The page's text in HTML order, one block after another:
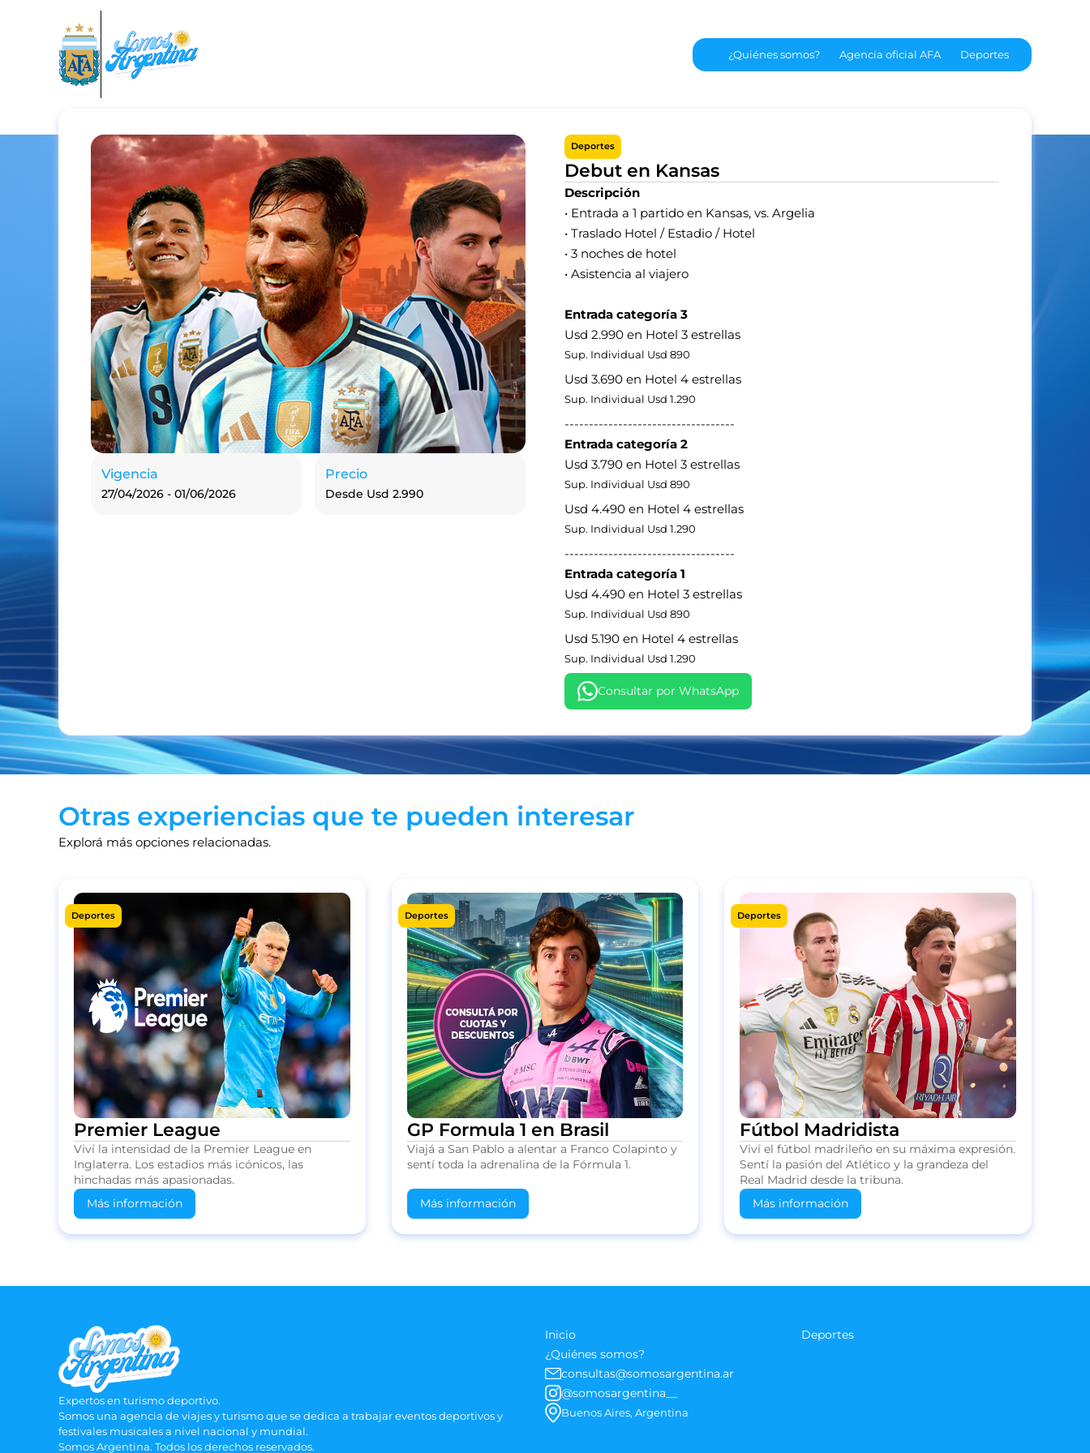
¿Quiénes somos? Agencia oficial AFA Deportes
Vigencia
27/04/2026 - 01/06/2026
Precio
Desde Usd 2.990
Deportes
Debut en Kansas
Descripción
• Entrada a 1 partido en Kansas, vs. Argelia
• Traslado Hotel / Estadio / Hotel
• 3 noches de hotel
• Asistencia al viajero
Entrada categoría 3
Usd 2.990 en Hotel 3 estrellas
Sup. Individual Usd 890
Usd 3.690 en Hotel 4 estrellas
Sup. Individual Usd 1.290
-----------------------------------
Entrada categoría 2
Usd 3.790 en Hotel 3 estrellas
Sup. Individual Usd 890
Usd 4.490 en Hotel 4 estrellas
Sup. Individual Usd 1.290
-----------------------------------
Entrada categoría 1
Usd 4.490 en Hotel 3 estrellas
Sup. Individual Usd 890
Usd 5.190 en Hotel 4 estrellas
Sup. Individual Usd 1.290
Consultar por WhatsApp
Otras experiencias que te pueden interesar
Explorá más opciones relacionadas.
Deportes
Premier League
Viví la intensidad de la Premier League en
Inglaterra. Los estadios más icónicos, las
hinchadas más apasionadas.
Más información
Deportes
GP Formula 1 en Brasil
Viajá a San Pablo a alentar a Franco Colapinto y
sentí toda la adrenalina de la Fórmula 1.
Más información
Deportes
Fútbol Madridista
Viví el fútbol madrileño en su máxima expresión.
Sentí la pasión del Atlético y la grandeza del
Real Madrid desde la tribuna.
Más información
Expertos en turismo deportivo.
Somos una agencia de viajes y turismo que se dedica a trabajar eventos deportivos y
festivales musicales a nivel nacional y mundial.
Somos Argentina. Todos los derechos reservados.
Inicio
¿Quiénes somos?
consultas@somosargentina.ar
@somosargentina__
Buenos Aires, Argentina
Deportes